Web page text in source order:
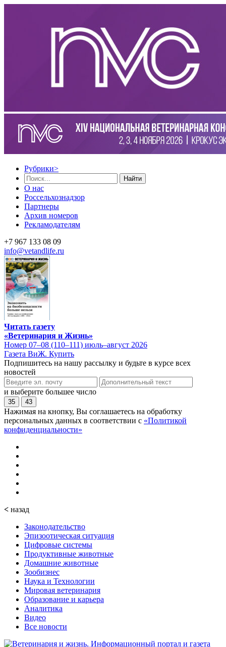
Рубрики>
Найти
О нас
Россельхознадзор
Партнеры
Архив номеров
Рекламодателям
+7 967 133 08 09
info@vetandlife.ru
Читать газету
«Ветеринария и Жизнь»
Номер 07–08 (110–111) июль–август 2026
Газета ВиЖ. Купить
Подпишитесь на нашу рассылку и будьте в курсе всех
новостей
и выберите большее число
35 43
Нажимая на кнопку, Вы соглашаетесь на обработку
персональных данных в соответствии с «Политикой
конфиденциальности»
< назад
Законодательство
Эпизоотическая ситуация
Цифровые системы
Продуктивные животные
Домашние животные
Зообизнес
Наука и Технологии
Мировая ветеринария
Образование и карьера
Аналитика
Видео
Все новости